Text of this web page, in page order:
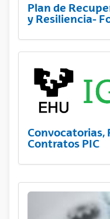
Plan de
y Resiliencia-
Convocatorias,
Contratos PIC